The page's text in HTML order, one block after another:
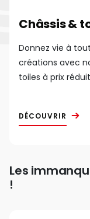
Châssis &
Donnez vie à
créations avec
toiles à prix
DÉCOUVRIR
Les
!